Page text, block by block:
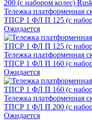
Тележка платформенная
ТПСР 1 ФЛ П 125 (с
Ожидается
Тележка платформенная
ТПСР 1 ФЛ П 160 (с
Ожидается
Тележка платформенная
ТПСР 1 ФЛ П 200 (с
Ожидается